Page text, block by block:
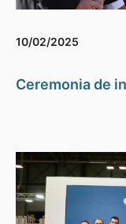
10/02/2025
Ceremonia de